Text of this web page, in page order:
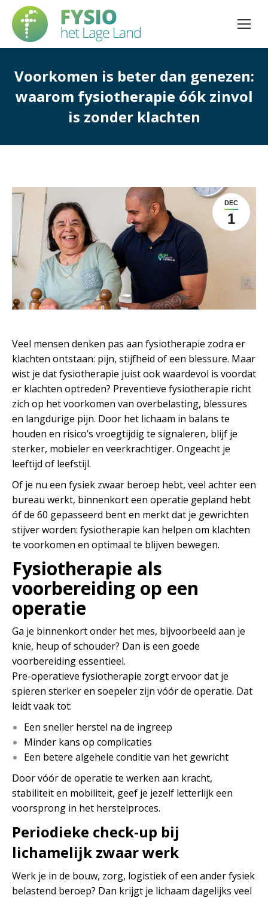
Voorkomen is beter dan genezen:
waarom fysiotherapie óók zinvol
is zonder klachten
DEC
1
Veel mensen denken pas aan fysiotherapie zodra er
klachten ontstaan: pijn, stijfheid of een blessure. Maar
wist je dat fysiotherapie juist ook waardevol is voordat
er klachten optreden? Preventieve fysiotherapie richt
zich op het voorkomen van overbelasting, blessures
en langdurige pijn. Door het lichaam in balans te
houden en risico’s vroegtijdig te signaleren, blijf je
sterker, mobieler en veerkrachtiger. Ongeacht je
leeftijd of leefstijl.
Of je nu een fysiek zwaar beroep hebt, veel achter een
bureau werkt, binnenkort een operatie gepland hebt
óf de 60 gepasseerd bent en merkt dat je gewrichten
stijver worden: fysiotherapie kan helpen om klachten
te voorkomen en optimaal te blijven bewegen.
Fysiotherapie als
voorbereiding op een
operatie
Ga je binnenkort onder het mes, bijvoorbeeld aan je
knie, heup of schouder? Dan is een goede
voorbereiding essentieel.
Pre-operatieve fysiotherapie zorgt ervoor dat je
spieren sterker en soepeler zijn vóór de operatie. Dat
leidt vaak tot:
Een sneller herstel na de ingreep
Minder kans op complicaties
Een betere algehele conditie van het gewricht
Door vóór de operatie te werken aan kracht,
stabiliteit en mobiliteit, geef je jezelf letterlijk een
voorsprong in het herstelproces.
Periodieke check-up bij
lichamelijk zwaar werk
Werk je in de bouw, zorg, logistiek of een ander fysiek
belastend beroep? Dan krijgt je lichaam dagelijks veel